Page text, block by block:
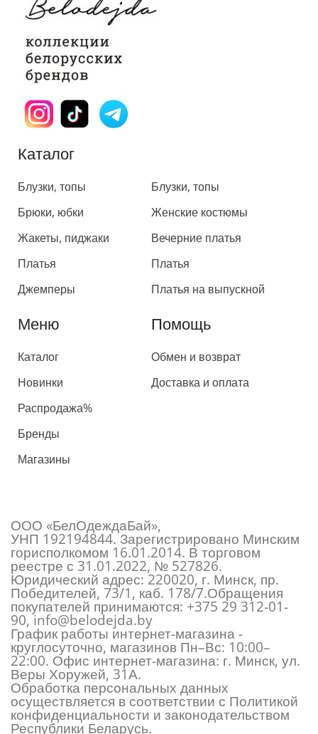
Каталог
Блузки, топы
Брюки, юбки
Жакеты, пиджаки
Платья
Джемперы
Блузки, топы
Женские костюмы
Вечерние платья
Платья
Платья на выпускной
Меню
Каталог
Новинки
Распродажа%
Бренды
Магазины
Помощь
Обмен и возврат
Доставка и оплата
ООО «БелОдеждаБай»,
УНП 192194844. Зарегистрировано Минским
горисполкомом 16.01.2014. В торговом
реестре с 31.01.2022, № 527826.
Юридический адрес: 220020, г. Минск, пр.
Победителей, 73/1, каб. 178/7.Обращения
покупателей принимаются: +375 29 312-01-
90,info@belodejda.by
График работы интернет-магазина -
круглосуточно, магазинов Пн–Вс: 10:00–
22:00. Офис интернет-магазина: г. Минск, ул.
Веры Хоружей, 31А.
Обработка персональных данных
осуществляется в соответствии с Политикой
конфиденциальности и законодательством
Республики Беларусь.